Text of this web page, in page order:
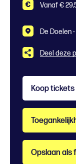
Vanaf €
De Doelen -
Deel deze
Koop tickets
Opslaan als